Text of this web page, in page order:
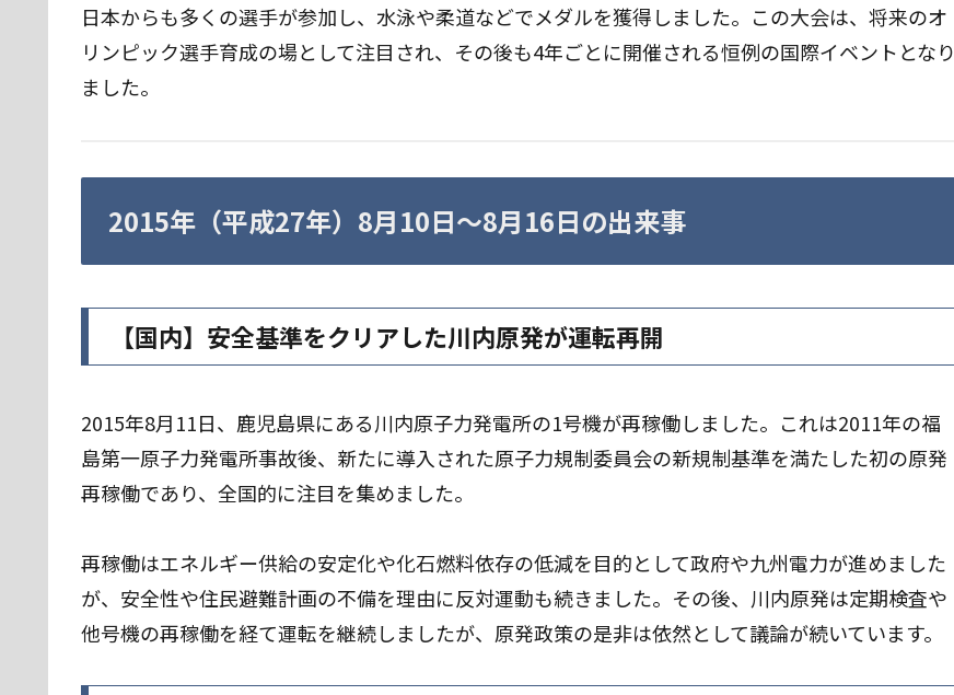
日本からも多くの選手が参加し、水泳や柔道などでメダルを獲得しました。この大会は、将来のオ
リンピック選手育成の場として注目され、その後も4年ごとに開催される恒例の国際イベントとなり
ました。
2015年（平成27年）8月10日〜8月16日の出来事
【国内】安全基準をクリアした川内原発が運転再開
2015年8月11日、鹿児島県にある川内原子力発電所の1号機が再稼働しました。これは2011年の福
島第一原子力発電所事故後、新たに導入された原子力規制委員会の新規制基準を満たした初の原発
再稼働であり、全国的に注目を集めました。
再稼働はエネルギー供給の安定化や化石燃料依存の低減を目的として政府や九州電力が進めました
が、安全性や住民避難計画の不備を理由に反対運動も続きました。その後、川内原発は定期検査や
他号機の再稼働を経て運転を継続しましたが、原発政策の是非は依然として議論が続いています。